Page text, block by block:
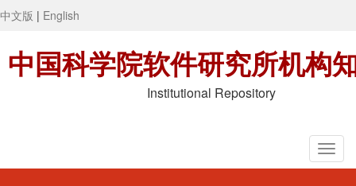
中文版 | English
中国科学院软件研究所机构
Institutional Repository